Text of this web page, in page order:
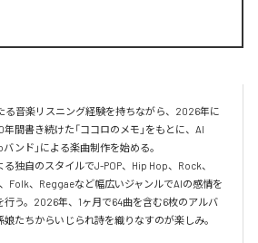
る音楽リスニング経験を持ちながら、2026年に
間書き続けた「ココロのメモ」をもとに、AI
ンド」による楽曲制作を始める。
独自のスタイルでJ-POP、Hip Hop、Rock、
Folk、Reggaeなど幅広いジャンルでAIの感情を
行う。2026年、1ヶ月で64曲を含む6枚のアルバ
たちからいじられ詩を織りなすのが楽しみ。